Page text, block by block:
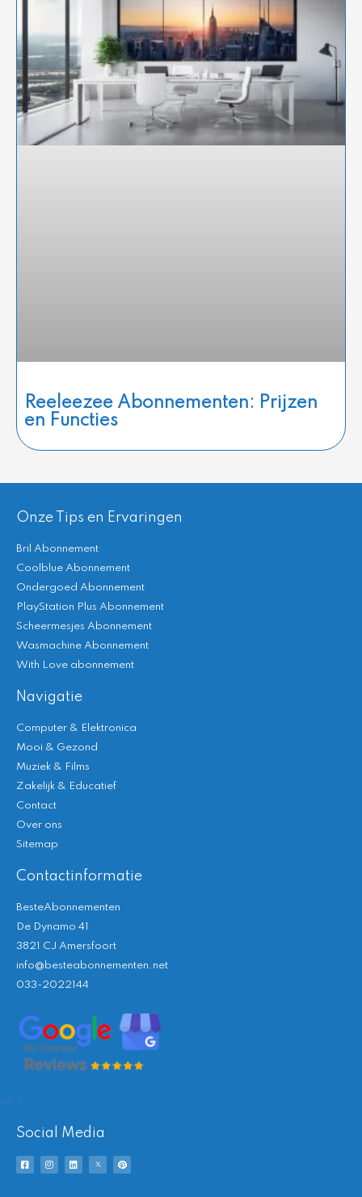
Reeleezee Abonnementen: Prijzen
en Functies
Onze Tips en Ervaringen
Bril Abonnement
Coolblue Abonnement
Ondergoed Abonnement
PlayStation Plus Abonnement
Scheermesjes Abonnement
Wasmachine Abonnement
With Love abonnement
Navigatie
Computer & Elektronica
Mooi & Gezond
Muziek & Films
Zakelijk & Educatief
Contact
Over ons
Sitemap
Contactinformatie
BesteAbonnementen
De Dynamo 41
3821 CJ Amersfoort
info@besteabonnementen.net
033-2022144
Social Media
F
a
c
I
n
s
L
i
n
T
w
i
P
i
n